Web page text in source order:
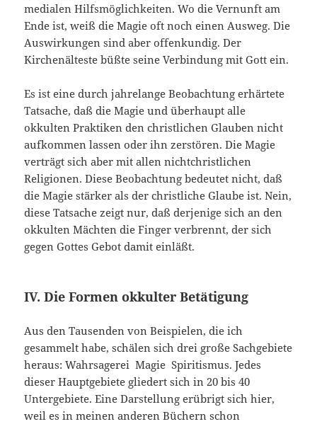
medialen Hilfsmöglichkeiten. Wo die Vernunft am
Ende ist, weiß die Magie oft noch einen Ausweg. Die
Auswirkungen sind aber offenkundig. Der
Kirchenälteste büßte seine Verbindung mit Gott ein.
Es ist eine durch jahrelange Beobachtung erhärtete
Tatsache, daß die Magie und überhaupt alle
okkulten Praktiken den christlichen Glauben nicht
aufkommen lassen oder ihn zerstören. Die Magie
verträgt sich aber mit allen nichtchristlichen
Religionen. Diese Beobachtung bedeutet nicht, daß
die Magie stärker als der christliche Glaube ist. Nein,
diese Tatsache zeigt nur, daß derjenige sich an den
okkulten Mächten die Finger verbrennt, der sich
gegen Gottes Gebot damit einläßt.
IV. Die Formen okkulter Betätigung
Aus den Tausenden von Beispielen, die ich
gesammelt habe, schälen sich drei große Sachgebiete
heraus: Wahrsagerei Magie Spiritismus. Jedes
dieser Hauptgebiete gliedert sich in 20 bis 40
Untergebiete. Eine Darstellung erübrigt sich hier,
weil es in meinen anderen Büchern schon